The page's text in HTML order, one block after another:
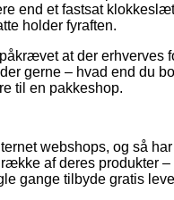
end et fastsat
holder fyraften.
at der erhverves
gerne – hvad end du
til en pakkeshop.
webshops, og så
af deres produkter –
gange tilbyde gratis